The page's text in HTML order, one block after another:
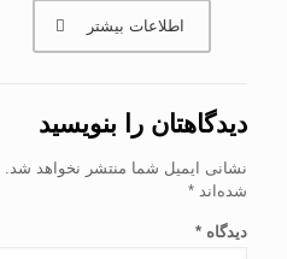
اطلاعات بیشتر
دیدگاهتان را بنویسید
نشانی ایمیل شما منتشر نخواهد شد.
شده‌اند*
دیدگاه*